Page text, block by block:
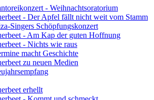
- Weihnachtsoratorium
- Der Apfel fällt nicht weit vom Stamm
Singers Schöpfungskonzert
- Am Kap der guten Hoffnung
- Nichts wie raus
macht Geschichte
zu neuen Medien
erhellt